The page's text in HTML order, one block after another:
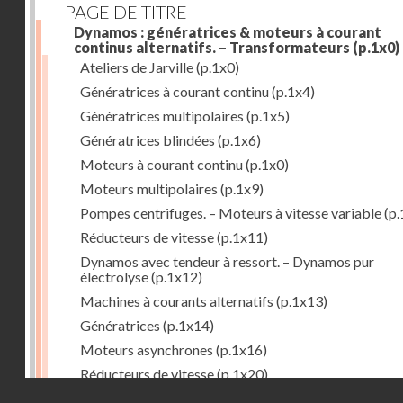
PAGE DE TITRE
Dynamos : génératrices & moteurs à courant
continus alternatifs. – Transformateurs (p.1x0)
Ateliers de Jarville(p.1x0)
Génératrices à courant continu(p.1x4)
Génératrices multipolaires (p.1x5)
Génératrices blindées (p.1x6)
Moteurs à courant continu(p.1x0)
Moteurs multipolaires (p.1x9)
Pompes centrifuges. – Moteurs à vitesse variable
Réducteurs de vitesse(p.1x11)
Dynamos avec tendeur à ressort. – Dynamos pur
électrolyse(p.1x12)
Machines à courants alternatifs (p.1x13)
Génératrices (p.1x14)
Moteurs asynchrones (p.1x16)
Réducteurs de vitesse(p.1x20)